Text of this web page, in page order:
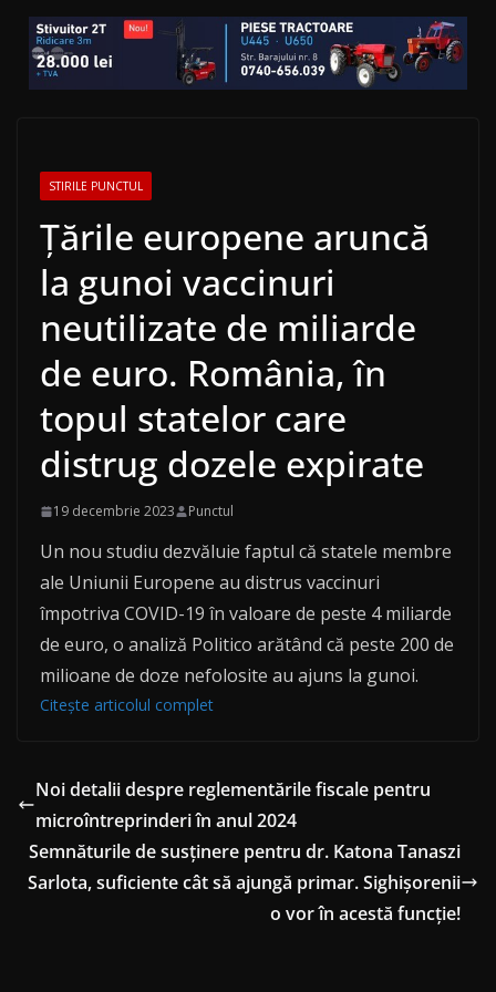
STIRILE PUNCTUL
Țările europene aruncă
la gunoi vaccinuri
neutilizate de miliarde
de euro. România, în
topul statelor care
distrug dozele expirate
19 decembrie 2023 Punctul
Un nou studiu dezvăluie faptul că statele membre
ale Uniunii Europene au distrus vaccinuri
împotriva COVID-19 în valoare de peste 4 miliarde
de euro, o analiză Politico arătând că peste 200 de
milioane de doze nefolosite au ajuns la gunoi.
Citește articolul complet
Noi detalii despre reglementările fiscale pentru
microîntreprinderi în anul 2024
Semnăturile de susținere pentru dr. Katona Tanaszi
Sarlota, suficiente cât să ajungă primar. Sighișorenii
o vor în acestă funcție!